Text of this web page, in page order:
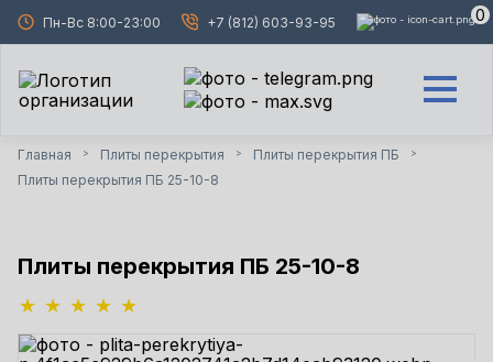
Пн-Вс 8:00-23:00 +7 (812) 603-93-95 0
Главная > Плиты перекрытия > Плиты перекрытия ПБ >
Плиты перекрытия ПБ 25-10-8
Плиты перекрытия ПБ 25-10-8